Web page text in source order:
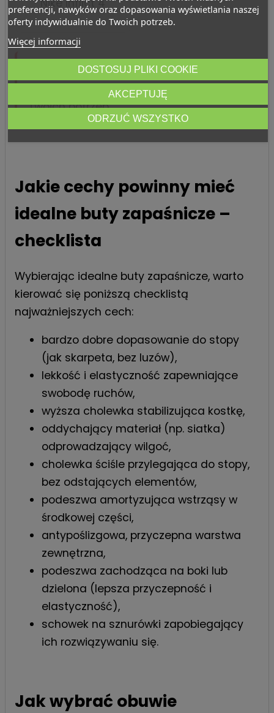
Nike Inflict 4
buty zapaśnicze dostępne w
i wybierz model dopasowany do
Twoich potrzeb.
Jakie cechy powinny mieć
idealne buty zapaśnicze –
checklista
Wybierając idealne buty zapaśnicze, warto
kierować się poniższą checklistą
najważniejszych cech:
bardzo dobre dopasowanie do stopy
(jak skarpeta, bez luzów),
lekkość i elastyczność zapewniające
swobodę ruchów,
wyższa cholewka stabilizująca kostkę,
oddychający materiał (np. siatka)
odprowadzający wilgoć,
cholewka ściśle przylegająca do stopy,
bez odstających elementów,
podeszwa amortyzująca wstrząsy w
środkowej części,
antypoślizgowa, przyczepna warstwa
zewnętrzna,
podeszwa zachodząca na boki lub
dzielona (lepsza przyczepność i
elastyczność),
schowek na sznurówki zapobiegający
ich rozwiązywaniu się.
Jak wybrać obuwie
preferencji, nawyków oraz dopasowania wyświetlania naszej
oferty indywidualnie do Twoich potrzeb.
Więcej informacji
DOSTOSUJ PLIKI COOKIE
ODRZUĆ WSZYSTKO
AKCEPTUJĘ